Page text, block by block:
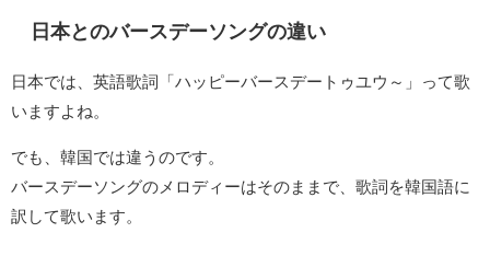
日本とのバースデーソングの違い
日本では、英語歌詞「ハッピーバースデートゥユウ～」って歌
いますよね。
でも、韓国では違うのです。
バースデーソングのメロディーはそのままで、歌詞を韓国語に
訳して歌います。